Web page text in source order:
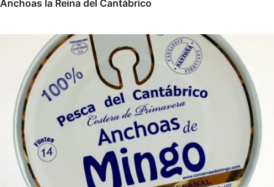
Anchoas la Reina del Cantábrico